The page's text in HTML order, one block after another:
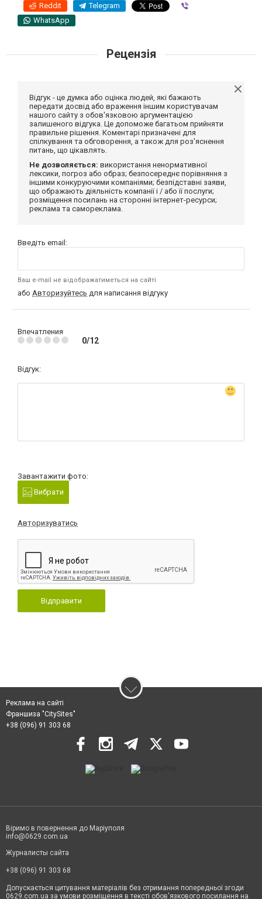
Reddit Telegram
WhatsApp
Рецензія
Відгук - це думка або оцінка людей, які бажають
передати досвід або враження іншим користувачам
нашого сайту з обов'язковою аргументацією
залишеного відгука. Це допоможе багатьом прийняти
правильне рішення. Коментарі призначені для
спілкування та обговорення, а також для роз'яснення
питань, що цікавлять.
Не дозволяється: використання ненормативної
лексики, погроз або образ; безпосереднє порівняння з
іншими конкуруючими компаніями; безпідставні заяви,
що ображають діяльність компанії і / або її послуги;
розміщення посилань на сторонні інтернет-ресурси;
реклама та самореклама.
Введіть email:
Ваш e-mail не відображатиметься на сайті
або Авторизуйтесь для написання відгуку
Впечатления
0/12
Відгук:
Завантажити фото:
Вибрати
Авторизуватись
Відправити
Реклама на сайті
Франшиза "CitySites"
+38 (096) 91 303 68
Віримо в повернення до Маріуполя
info@0629.com.ua
Журналисты сайта
+38 (096) 91 303 68
Допускається цитування матеріалів без отримання попередньої згоди
0629.com.ua за умови розміщення в тексті обов'язкового посилання на